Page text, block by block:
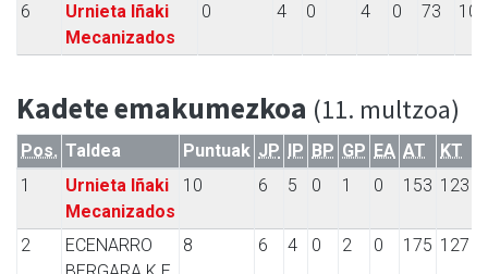
6
Urnieta Iñaki
Mecanizados
0 4 0 4 0 73 107
Kadete emakumezkoa (11. multzoa)
Pos. Taldea Puntuak JP IP BP GP EA AT
KT
1
Urnieta Iñaki
Mecanizados
10 6 5 0 1 0 153 123
2
ECENARRO
8 6 4 0 2 0 175 127